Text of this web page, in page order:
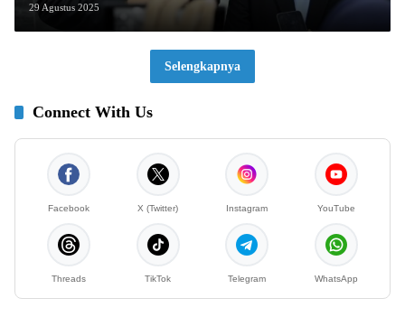
29 Agustus 2025
Selengkapnya
Connect With Us
Facebook X (Twitter) Instagram YouTube
Threads TikTok Telegram WhatsApp